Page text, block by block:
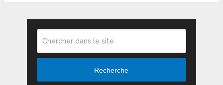
Recherche